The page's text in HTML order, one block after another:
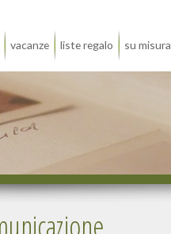
vacanze liste regalo su misura